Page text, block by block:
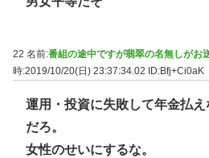
22 名前:番組の途中ですが翡翠の名無しがお
時:2019/10/20(日) 23:37:34.02
ID:Bfj+Ci0aK
運用・投資に失敗して年金払
だろ。
女性のせいにするな。